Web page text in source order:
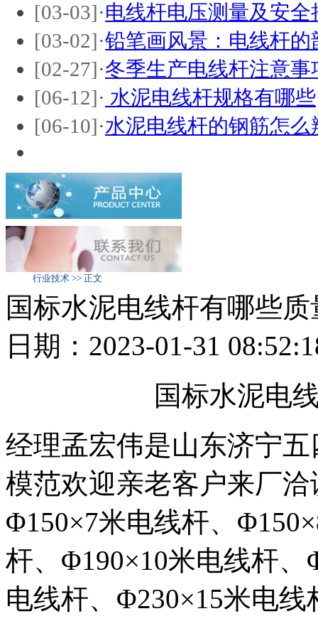
[03-03]·电线杆电压测量及安全
[03-02]·铅笔画风景：电线杆的
[02-27]·冬季生产电线杆注意事
[06-12]· 水泥电线杆规格有哪些
[06-10]·水泥电线杆的钢筋怎么
行业技术 >> 正文
国标水泥电线杆有哪些
日期：2023-01-31
国标水泥电
经理孟宏伟是山东济宁
模范欢迎亲老客户来厂
Φ150×7米电线杆、
杆、Φ190×10米电线杆
电线杆、Φ230×15米电